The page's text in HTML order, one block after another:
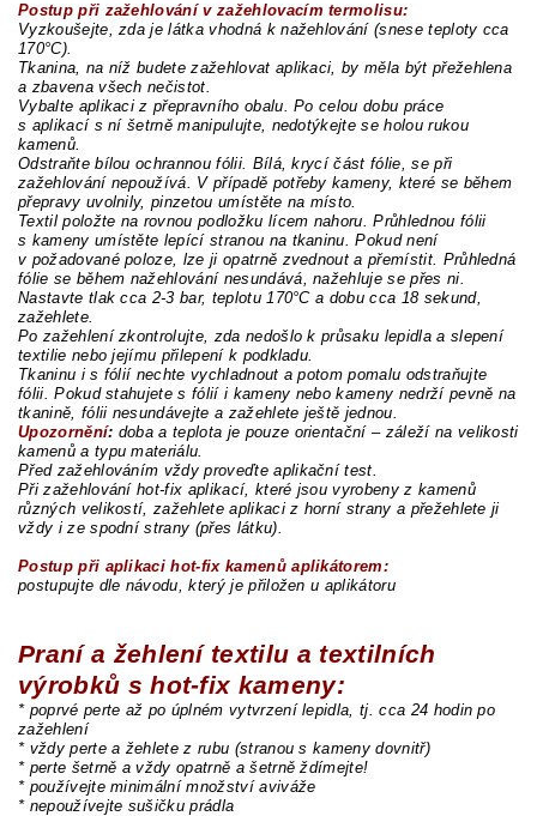
Postup při zažehlování v zažehlovacím termolisu:
Vyzkoušejte, zda je látka vhodná k nažehlování (snese teploty cca
170°C).
Tkanina, na níž budete zažehlovat aplikaci, by měla být přežehlena
a zbavena všech nečistot.
Vybalte aplikaci z přepravního obalu. Po celou dobu práce
s aplikací s ní šetrně manipulujte, nedotýkejte se holou rukou
kamenů.
Odstraňte bílou ochrannou fólii. Bílá, krycí část fólie, se při
zažehlování nepoužívá. V případě potřeby kameny, které se během
přepravy uvolnily, pinzetou umístěte na místo.
Textil položte na rovnou podložku lícem nahoru. Průhlednou fólii
s kameny umístěte lepící stranou na tkaninu. Pokud není
v požadované poloze, lze ji opatrně zvednout a přemístit. Průhledná
fólie se během nažehlování nesundává, nažehluje se přes ni.
Nastavte tlak cca 2-3 bar, teplotu 170°C a dobu cca 18 sekund,
zažehlete.
Po zažehlení zkontrolujte, zda nedošlo k průsaku lepidla a slepení
textilie nebo jejímu přilepení k podkladu.
Tkaninu i s fólií nechte vychladnout a potom pomalu odstraňujte
fólii. Pokud stahujete s fólií i kameny nebo kameny nedrží pevně na
tkanině, fólii nesundávejte a zažehlete ještě jednou.
Upozornění: doba a teplota je pouze orientační – záleží na velikosti
kamenů a typu materiálu.
Před zažehlováním vždy proveďte aplikační test.
Při zažehlování hot-fix aplikací, které jsou vyrobeny z kamenů
různých velikostí, zažehlete aplikaci z horní strany a přežehlete ji
vždy i ze spodní strany (přes látku).
Postup při aplikaci hot-fix kamenů aplikátorem:
postupujte dle návodu, který je přiložen u aplikátoru
Praní a žehlení textilu a textilních
výrobků s hot-fix kameny:
* poprvé perte až po úplném vytvrzení lepidla, tj. cca 24 hodin po
zažehlení
* vždy perte a žehlete z rubu (stranou s kameny dovnitř)
* perte šetrně a vždy opatrně a šetrně ždímejte!
* používejte minimální množství aviváže
* nepoužívejte sušičku prádla